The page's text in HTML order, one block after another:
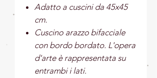
Adatto a cuscini da 45x45
cm.
Cuscino arazzo bifacciale
con bordo bordato. L'opera
d'arte è rappresentata su
entrambi i lati.